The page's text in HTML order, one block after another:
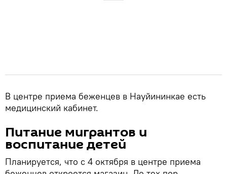
В центре приема беженцев в Науйининкае есть
медицинский кабинет.
Питание мигрантов и
воспитание детей
Планируется, что с 4 октября в центре приема